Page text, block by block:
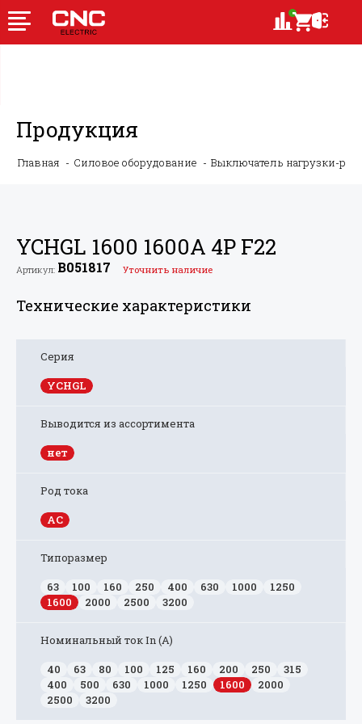
Продукция
Главная Силовое оборудование Выключатель нагрузки-
YCHGL 1600 1600A 4P F22
Артикул: B051817 Уточнить наличие
Технические характеристики
Серия
YCHGL
Выводится из ассортимента
нет
Род тока
AC
Типоразмер
63
100 160 250 400 630 1000
1250
1600
2000 2500 3200
Номинальный ток In (А)
40
63 80 100 125 160 200 250
315
400
500 630 1000 1250 1600
2000
2500
3200